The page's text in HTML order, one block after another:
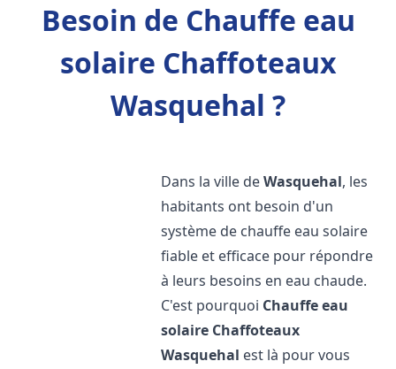
Besoin de Chauffe eau
solaire Chaffoteaux
Wasquehal ?
Dans la ville deWasquehal, les
habitants ont besoin d'un
système de chauffe eau solaire
fiable et efficace pour répondre
à leurs besoins en eau chaude.
C'est pourquoi Chauffe eau
solaire Chaffoteaux
Wasquehal est là pour vous